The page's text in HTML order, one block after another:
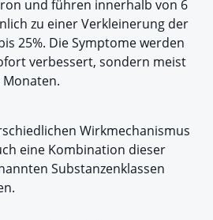
und führen innerhalb von 6
zu einer Verkleinerung der
25%. Die Symptome werden
verbessert, sondern meist
Monaten.
Wirkmechanismus
eine Kombination dieser
Substanzenklassen